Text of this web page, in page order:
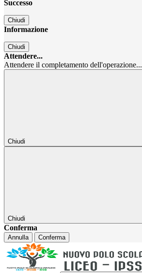
Successo
Chiudi
Informazione
Chiudi
Attendere...
Attendere il completamento dell'operazione...
Chiudi
Chiudi
Conferma
Annulla Conferma